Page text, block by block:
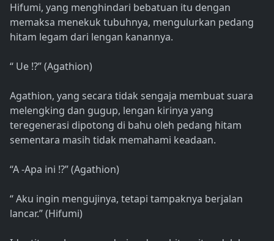
Hifumi, yang menghindari bebatuan itu dengan
memaksa menekuk tubuhnya, mengulurkan pedang
hitam legam dari lengan kanannya.
“ Ue !?” (Agathion)
Agathion, yang secara tidak sengaja membuat suara
melengking dan gugup, lengan kirinya yang
teregenerasi dipotong di bahu oleh pedang hitam
sementara masih tidak memahami keadaan.
“A -Apa ini !?” (Agathion)
“ Aku ingin mengujinya, tetapi tampaknya berjalan
lancar.” (Hifumi)